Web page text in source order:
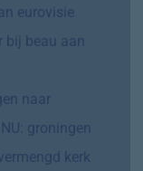
eurovisie
bij beau aan
naar
groningen
kerk